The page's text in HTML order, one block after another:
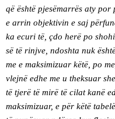
që është pjesëmarrës aty
e arrin objektivin e saj
ka ecuri të, çdo herë po
së të rinjve, ndoshta nuk
me e maksimizuar këtë, po
vlejnë edhe me u theksuar
të tjerë të mirë të cilat kanë
maksimizuar, e për këtë